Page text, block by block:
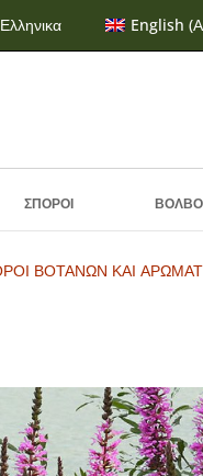
Ελληνικα English (
ΣΠΟΡΟΙ ΒΟΛΒΟΙ
ΒΟΤΑΝΩΝ ΚΑΙ